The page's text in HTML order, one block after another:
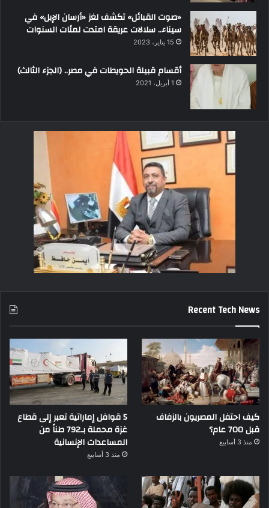
«صوت القبائل» تكشف لغز «أرسان الإبل» في
سيناء.. سلالات عريقة امتدت لمئات السنوات
15 يناير، 2023
أقسام قبيلة الحويطات في مصر.. (الجزء الثالث)
1 أبريل، 2021
Recent Tech News
كيف احتفل المصريون بالزفاف
قبل 700 عام؟
منذ 3 أسابيع
5 قوافل إماراتية تعبر إلى قطاع
غزة محملة بـ792 طناً من
المساعدات الإنسانية
منذ 3 أسابيع